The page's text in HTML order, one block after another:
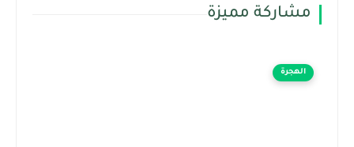
مشاركة مميزة
الهجرة